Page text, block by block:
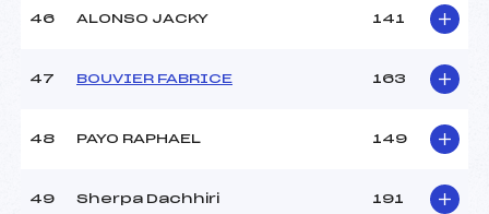
46 ALONSO JACKY 141
47 BOUVIER FABRICE 163
48 PAYO RAPHAEL 149
49 Sherpa Dachhiri 191